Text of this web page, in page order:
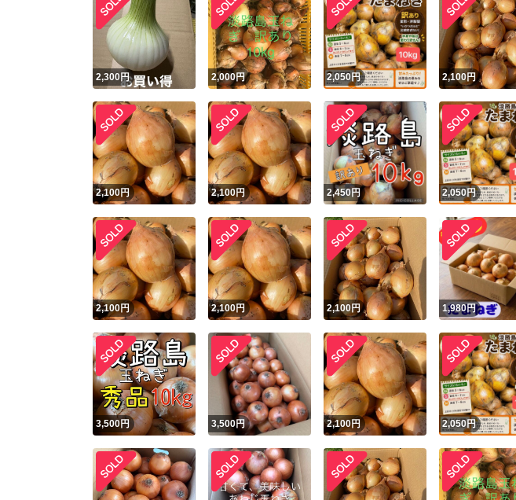
2,300円 2,000円 2,050円 2,100円
2,100円 2,100円 2,450円 2,050円
2,100円 2,100円 2,100円 1,980円
3,500円 3,500円 2,100円 2,050円